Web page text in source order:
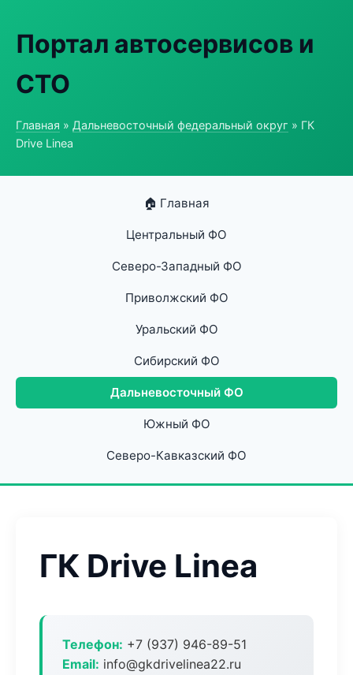
Портал автосервисов и
СТО
Главная » Дальневосточный федеральный округ » ГК
Drive Linea
🏠 Главная
Центральный ФО
Северо-Западный ФО
Приволжский ФО
Уральский ФО
Сибирский ФО
Дальневосточный ФО
Южный ФО
Северо-Кавказский ФО
ГК Drive Linea
Телефон: +7 (937) 946-89-51
Email: info@gkdrivelinea22.ru